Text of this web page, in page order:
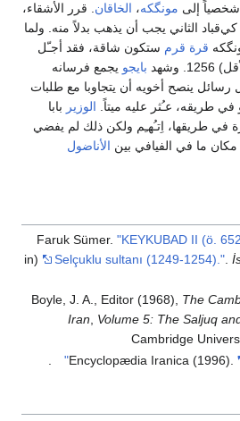
إلى مونگكه، الخاقان. قرر الأشقاء،
كي‌قباد الثاني يجب أن يذهب بدلاً منه. ولما
قرة قرم ستكون شاقة، فقد أجـّل
وشهد
بايجو يجمع فرسانه
رسائل ينصح أخويه أن يتجاوبا مع طلبات
في طريقه، عـُثر عليه ميتاً. الوزير بابا
في طريقها، اِتـُهـِم ولكن ذلك لم يفضي
ما في الفيافي بين الأناضول
Faruk Sümer."KEYKUBAD II (ö.
Selçuklu sultanı (1249-1254)." .
(in
Boyle, J. A., Editor (1968), The
Iran, Volume 5: The Saljuq
Cambridge
Encyclopædia Iranica (1996).